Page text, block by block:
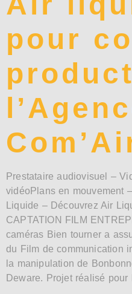
pour
Prestataire audiovisuel –
vidéoPlans en mouvement
Liquide – Découvrez Air
CAPTATION FILM
caméras Bien tourner a
du Film de communication
la manipulation de
Deware. Projet réalisé